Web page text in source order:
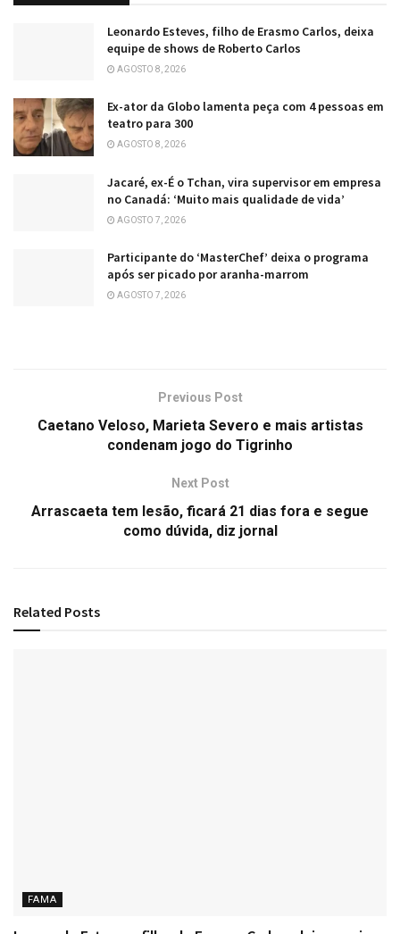
Leonardo Esteves, filho de Erasmo Carlos, deixa
equipe de shows de Roberto Carlos
AGOSTO 8, 2026
Ex-ator da Globo lamenta peça com 4 pessoas em
teatro para 300
AGOSTO 8, 2026
Jacaré, ex-É o Tchan, vira supervisor em empresa
no Canadá: ‘Muito mais qualidade de vida’
AGOSTO 7, 2026
Participante do ‘MasterChef’ deixa o programa
após ser picado por aranha-marrom
AGOSTO 7, 2026
Previous Post
Caetano Veloso, Marieta Severo e mais artistas
condenam jogo do Tigrinho
Next Post
Arrascaeta tem lesão, ficará 21 dias fora e segue
como dúvida, diz jornal
Related Posts
FAMA